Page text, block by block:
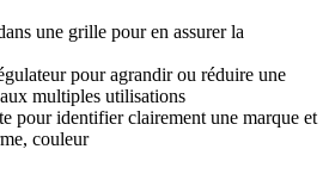
une grille pour en assurer la
pour agrandir ou réduire une
multiples utilisations
pour identifier clairement une marque et
couleur